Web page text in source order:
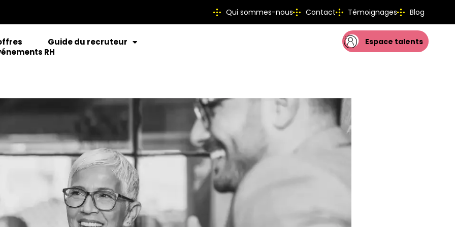
Qui sommes-nous Contact Témoignages Blog
Guide du recruteur
RH
Espace talents